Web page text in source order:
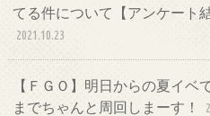
てる件について【アンケート
2021.10.23
【ＦＧＯ】明日からの夏イベ
までちゃんと周回しまーす！